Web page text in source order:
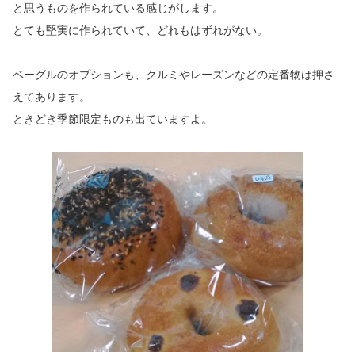
と思うものを作られている感じがします。
とても堅実に作られていて、どれもはずれがない。
ベーグルのオプションも、クルミやレーズンなどの定番物は押さ
えてあります。
ときどき季節限定ものも出ていますよ。